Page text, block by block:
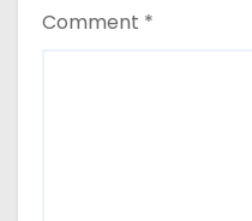
Comment *